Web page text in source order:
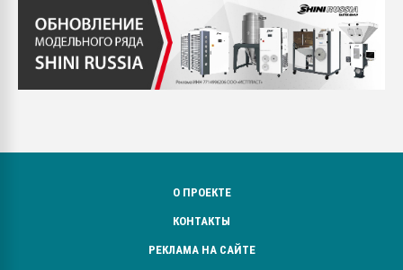
О ПРОЕКТЕ
КОНТАКТЫ
РЕКЛАМА НА САЙТЕ